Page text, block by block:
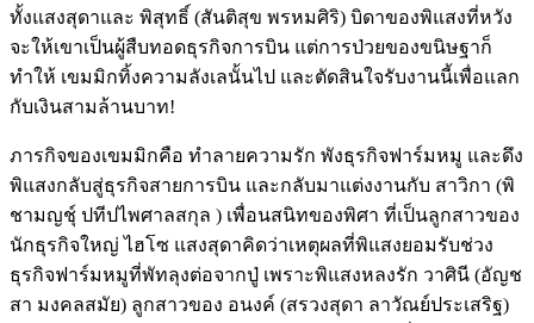
ทั้งแสงสุดาและ พิสุทธิ์ (สันติสุข พรหมศิริ) บิดาของพิแสงที่หวัง
จะให้เขาเป็นผู้สืบทอดธุรกิจการบิน แต่การป่วยของขนิษฐาก็
ทำให้ เขมมิกทิ้งความลังเลนั้นไป และตัดสินใจรับงานนี้เพื่อแลก
กับเงินสามล้านบาท!
ภารกิจของเขมมิกคือ ทำลายความรัก พังธุรกิจฟาร์มหมู และดึง
พิแสงกลับสู่ธุรกิจสายการบิน และกลับมาแต่งงานกับ สาวิกา (พิ
ชามญชุ์ ปทีปไพศาลสกุล ) เพื่อนสนิทของพิศา ที่เป็นลูกสาวของ
นักธุรกิจใหญ่ ไฮโซ แสงสุดาคิดว่าเหตุผลที่พิแสงยอมรับช่วง
ธุรกิจฟาร์มหมูที่พัทลุงต่อจากปู่ เพราะพิแสงหลงรัก วาศินี (อัญช
สา มงคลสมัย) ลูกสาวของ อนงค์ (สรวงสุดา ลาวัณย์ประเสริฐ)